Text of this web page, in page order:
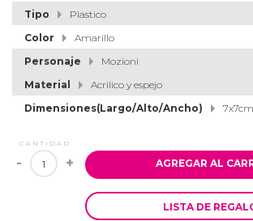
Tipo
Plastico
Color
Amarillo
Personaje
Mozioni
Material
Acrilico y espejo
Dimensiones(Largo/Alto/Ancho)
7x7cm
CANTIDAD
- + AGREGAR AL
LISTA DE